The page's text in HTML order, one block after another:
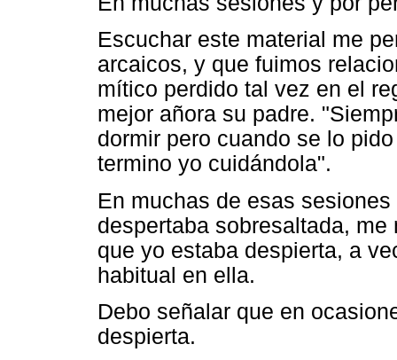
Escuchar este material me
arcaicos, y que fuimos
mítico perdido tal vez en el
mejor añora su padre.
dormir pero cuando se lo
termino yo cuidándola".
En muchas de esas
despertaba sobresaltada,
que yo estaba despierta, a
habitual en ella.
Debo señalar que en
despierta.